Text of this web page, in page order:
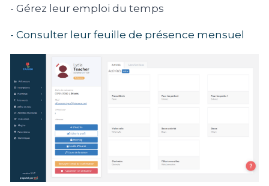
- Gérez leur emploi du temps
- Consulter leur feuille de présence mensuel